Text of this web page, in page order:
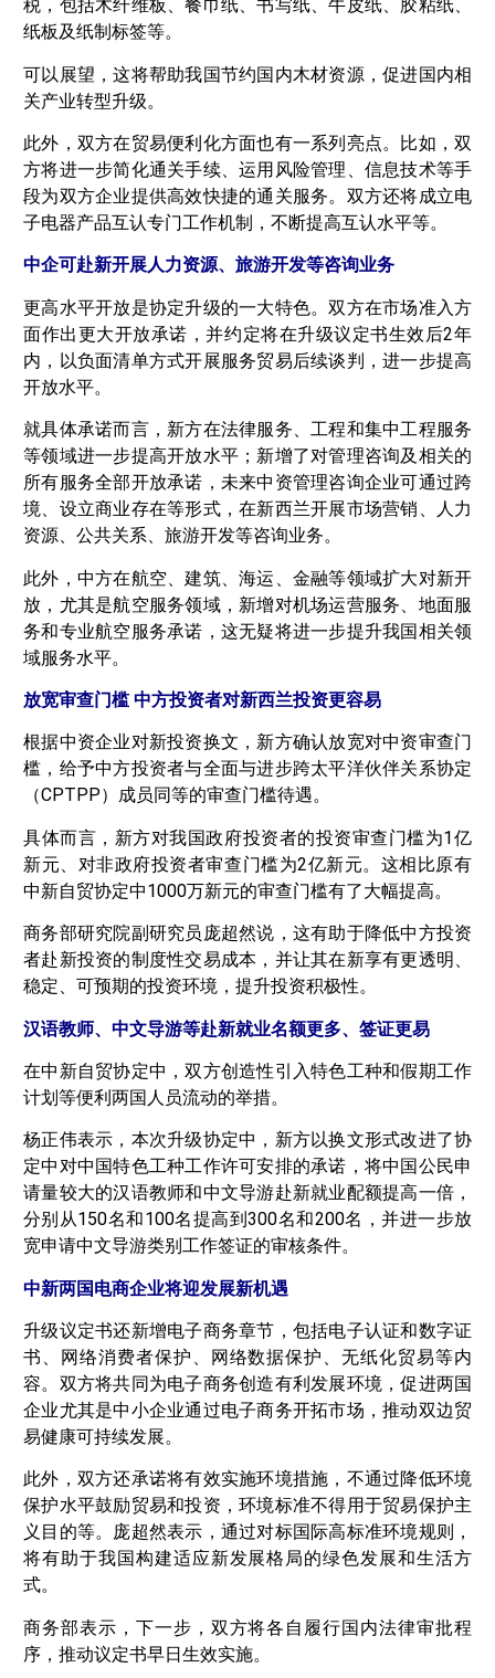
税，包括木纤维板、餐巾纸、书写纸、牛皮纸、胶粘纸、
纸板及纸制标签等。
可以展望，这将帮助我国节约国内木材资源，促进国内相
关产业转型升级。
此外，双方在贸易便利化方面也有一系列亮点。比如，双
方将进一步简化通关手续、运用风险管理、信息技术等手
段为双方企业提供高效快捷的通关服务。双方还将成立电
子电器产品互认专门工作机制，不断提高互认水平等。
中企可赴新开展人力资源、旅游开发等咨询业务
更高水平开放是协定升级的一大特色。双方在市场准入方
面作出更大开放承诺，并约定将在升级议定书生效后2年
内，以负面清单方式开展服务贸易后续谈判，进一步提高
开放水平。
就具体承诺而言，新方在法律服务、工程和集中工程服务
等领域进一步提高开放水平；新增了对管理咨询及相关的
所有服务全部开放承诺，未来中资管理咨询企业可通过跨
境、设立商业存在等形式，在新西兰开展市场营销、人力
资源、公共关系、旅游开发等咨询业务。
此外，中方在航空、建筑、海运、金融等领域扩大对新开
放，尤其是航空服务领域，新增对机场运营服务、地面服
务和专业航空服务承诺，这无疑将进一步提升我国相关领
域服务水平。
放宽审查门槛 中方投资者对新西兰投资更容易
根据中资企业对新投资换文，新方确认放宽对中资审查门
槛，给予中方投资者与全面与进步跨太平洋伙伴关系协定
（CPTPP）成员同等的审查门槛待遇。
具体而言，新方对我国政府投资者的投资审查门槛为1亿
新元、对非政府投资者审查门槛为2亿新元。这相比原有
中新自贸协定中1000万新元的审查门槛有了大幅提高。
商务部研究院副研究员庞超然说，这有助于降低中方投资
者赴新投资的制度性交易成本，并让其在新享有更透明、
稳定、可预期的投资环境，提升投资积极性。
汉语教师、中文导游等赴新就业名额更多、签证更易
在中新自贸协定中，双方创造性引入特色工种和假期工作
计划等便利两国人员流动的举措。
杨正伟表示，本次升级协定中，新方以换文形式改进了协
定中对中国特色工种工作许可安排的承诺，将中国公民申
请量较大的汉语教师和中文导游赴新就业配额提高一倍，
分别从150名和100名提高到300名和200名，并进一步放
宽申请中文导游类别工作签证的审核条件。
中新两国电商企业将迎发展新机遇
升级议定书还新增电子商务章节，包括电子认证和数字证
书、网络消费者保护、网络数据保护、无纸化贸易等内
容。双方将共同为电子商务创造有利发展环境，促进两国
企业尤其是中小企业通过电子商务开拓市场，推动双边贸
易健康可持续发展。
此外，双方还承诺将有效实施环境措施，不通过降低环境
保护水平鼓励贸易和投资，环境标准不得用于贸易保护主
义目的等。庞超然表示，通过对标国际高标准环境规则，
将有助于我国构建适应新发展格局的绿色发展和生活方
式。
商务部表示，下一步，双方将各自履行国内法律审批程
序，推动议定书早日生效实施。